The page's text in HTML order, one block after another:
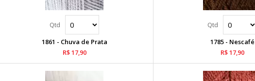
1861 - Chuva de Prata
R$ 17,90
1785 - Nescafé
R$ 17,90